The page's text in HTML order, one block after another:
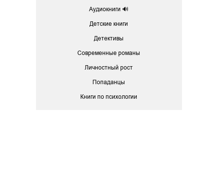
Аудиокниги 🔊
Детские книги
Детективы
Современные романы
Личностный рост
Попаданцы
Книги по психологии